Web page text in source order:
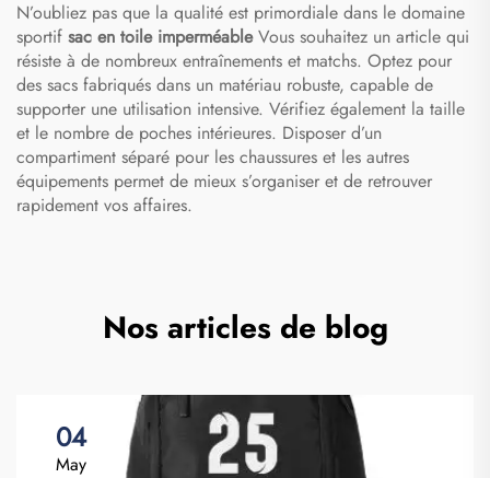
N’oubliez pas que la qualité est primordiale dans le domaine
sportif sac en toile imperméableVous souhaitez un article qui
résiste à de nombreux entraînements et matchs. Optez pour
des sacs fabriqués dans un matériau robuste, capable de
supporter une utilisation intensive. Vérifiez également la taille
et le nombre de poches intérieures. Disposer d’un
compartiment séparé pour les chaussures et les autres
équipements permet de mieux s’organiser et de retrouver
rapidement vos affaires.
Nos articles de blog
04
May